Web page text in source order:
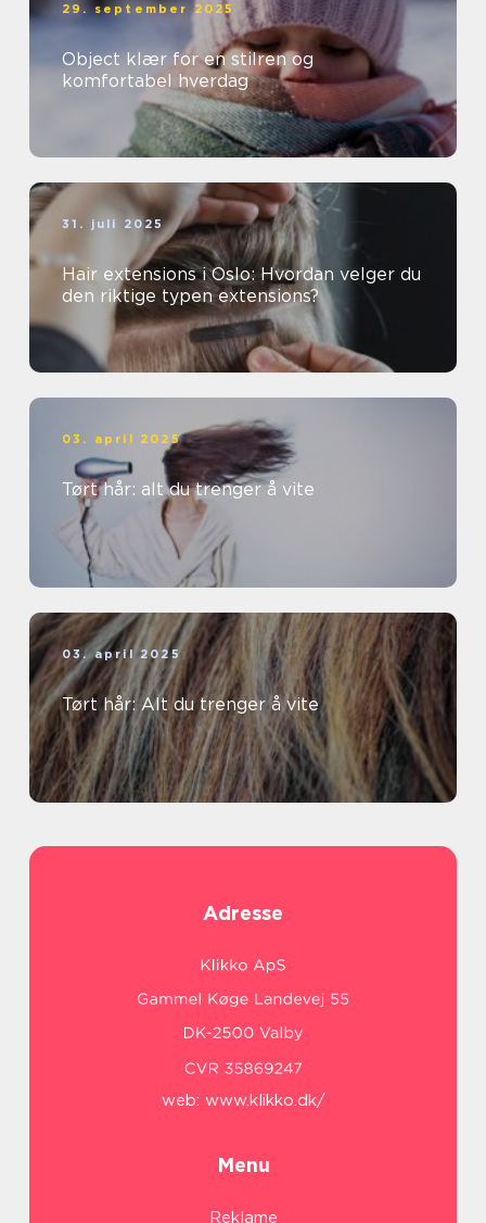
29. september 2025
Object klær for en stilren og
komfortabel hverdag
31. juli 2025
Hair extensions i Oslo: Hvordan velger du
den riktige typen extensions?
03. april 2025
Tørt hår: alt du trenger å vite
03. april 2025
Tørt hår: Alt du trenger å vite
Adresse
web: www.klikko.dk/
Menu
Reklame